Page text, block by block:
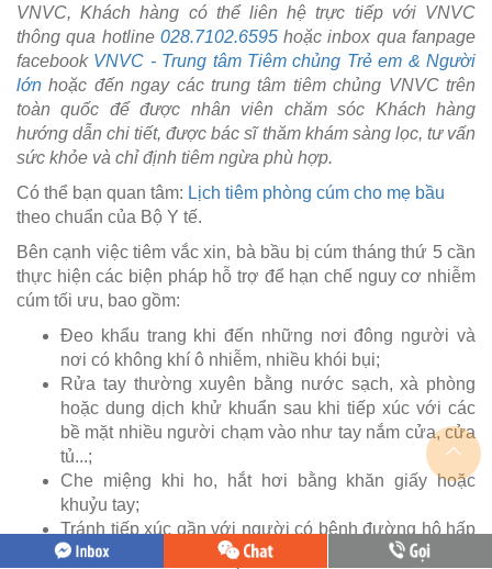
VNVC, Khách hàng có thể liên hệ trực tiếp với VNVC
thông qua hotline 028.7102.6595hoặc inbox qua fanpage
facebook VNVC - Trung tâm Tiêm chủng Trẻ em & Người
lớn hoặc đến ngay các trung tâm tiêm chủng VNVC trên
toàn quốc để được nhân viên chăm sóc Khách hàng
hướng dẫn chi tiết, được bác sĩ thăm khám sàng lọc, tư vấn
sức khỏe và chỉ định tiêm ngừa phù hợp.
Có thể bạn quan tâm: Lịch tiêm phòng cúm cho mẹ bầu
theo chuẩn của Bộ Y tế.
Bên cạnh việc tiêm vắc xin, bà bầu bị cúm tháng thứ 5 cần
thực hiện các biện pháp hỗ trợ để hạn chế nguy cơ nhiễm
cúm tối ưu, bao gồm:
Đeo khẩu trang khi đến những nơi đông người và
nơi có không khí ô nhiễm, nhiều khói bụi;
Rửa tay thường xuyên bằng nước sạch, xà phòng
hoặc dung dịch khử khuẩn sau khi tiếp xúc với các
bề mặt nhiều người chạm vào như tay nắm cửa, cửa
tủ...;
Che miệng khi ho, hắt hơi bằng khăn giấy hoặc
khuỷu tay;
Tránh tiếp xúc gần với người có bệnh đường hô hấp
hoặc người nghi ngờ mắc bệnh;